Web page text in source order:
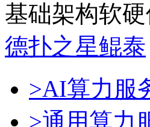
基础架构软
德扑之星鲲泰
>AI算力服
>通用算力